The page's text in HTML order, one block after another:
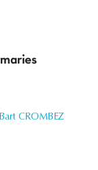
Bart CROMBEZ